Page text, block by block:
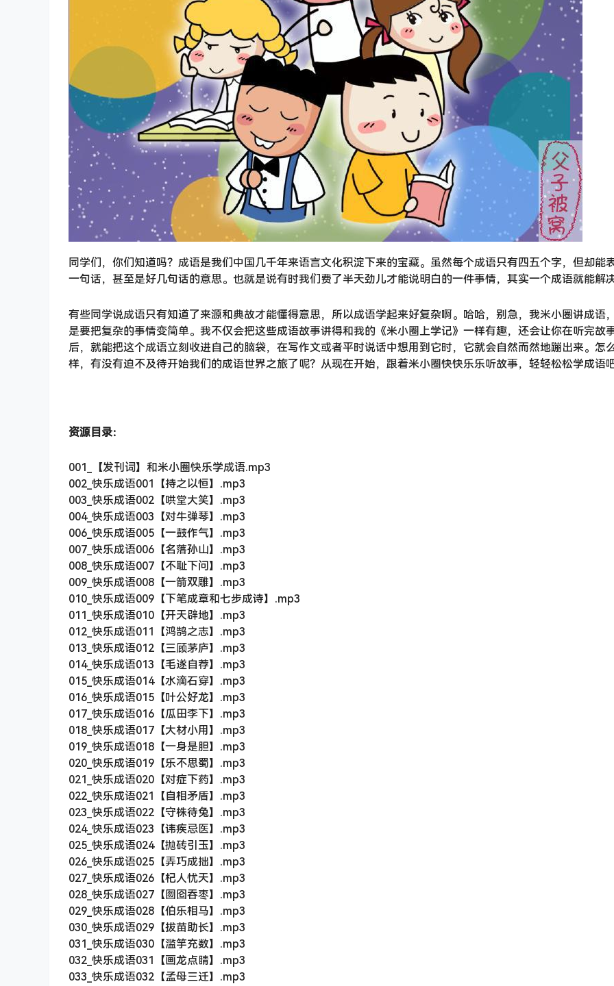
同学们，你们知道吗？成语是我们中国几千年来语言文化积淀下来的宝藏。虽然每个成语只有四五个字，但却能
一句话，甚至是好几句话的意思。也就是说有时我们费了半天劲儿才能说明白的一件事情，其实一个成语就能解决
有些同学说成语只有知道了来源和典故才能懂得意思，所以成语学起来好复杂啊。哈哈，别急，我米小圈讲成语
是要把复杂的事情变简单。我不仅会把这些成语故事讲得和我的《米小圈上学记》一样有趣，还会让你在听完故
后，就能把这个成语立刻收进自己的脑袋，在写作文或者平时说话中想用到它时，它就会自然而然地蹦出来。怎
样，有没有迫不及待开始我们的成语世界之旅了呢？从现在开始，跟着米小圈快快乐乐听故事，轻轻松松学成语吧
资源目录：
001_【发刊词】和米小圈快乐学成语.mp3
002_快乐成语001【持之以恒】.mp3
003_快乐成语002【哄堂大笑】.mp3
004_快乐成语003【对牛弹琴】.mp3
006_快乐成语005【一鼓作气】.mp3
007_快乐成语006【名落孙山】.mp3
008_快乐成语007【不耻下问】.mp3
009_快乐成语008【一箭双雕】.mp3
010_快乐成语009【下笔成章和七步成诗】.mp3
011_快乐成语010【开天辟地】.mp3
012_快乐成语011【鸿鹄之志】.mp3
013_快乐成语012【三顾茅庐】.mp3
014_快乐成语013【毛遂自荐】.mp3
015_快乐成语014【水滴石穿】.mp3
016_快乐成语015【叶公好龙】.mp3
017_快乐成语016【瓜田李下】.mp3
018_快乐成语017【大材小用】.mp3
019_快乐成语018【一身是胆】.mp3
020_快乐成语019【乐不思蜀】.mp3
021_快乐成语020【对症下药】.mp3
022_快乐成语021【自相矛盾】.mp3
023_快乐成语022【守株待兔】.mp3
024_快乐成语023【讳疾忌医】.mp3
025_快乐成语024【抛砖引玉】.mp3
026_快乐成语025【弄巧成拙】.mp3
027_快乐成语026【杞人忧天】.mp3
028_快乐成语027【囫囵吞枣】.mp3
029_快乐成语028【伯乐相马】.mp3
030_快乐成语029【拔苗助长】.mp3
031_快乐成语030【滥竽充数】.mp3
032_快乐成语031【画龙点睛】.mp3
033_快乐成语032【孟母三迁】.mp3